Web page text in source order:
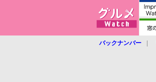
バックナンバー